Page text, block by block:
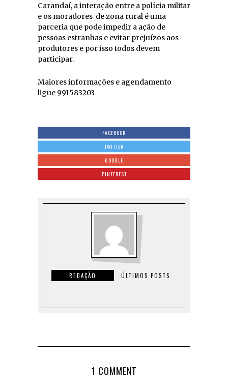
Carandaí, a interação entre a polícia militar
e os moradores de zona rural é uma
parceria que pode impedir a ação de
pessoas estranhas e evitar prejuízos aos
produtores e por isso todos devem
participar.
Maiores informações e agendamento
ligue 991583203
FACEBOOK
TWITTER
GOOGLE
PINTEREST
REDAÇÃO ÚLTIMOS POSTS
1 COMMENT